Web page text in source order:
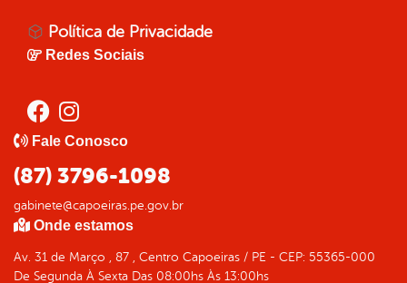
Política de Privacidade
Redes Sociais
Fale Conosco
(87) 3796-1098
gabinete@capoeiras.pe.gov.br
Onde estamos
Av. 31 de Março , 87 , Centro Capoeiras / PE - CEP: 55365-000
De Segunda À Sexta Das 08:00hs Às 13:00hs